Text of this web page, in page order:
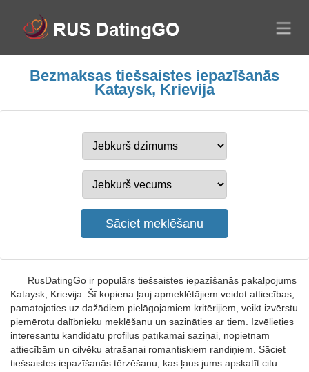
Bezmaksas tiešsaistes iepazīšanās
Kataysk, Krievija
RusDatingGo ir populārs tiešsaistes iepazīšanās pakalpojums
Kataysk, Krievija. Šī kopiena ļauj apmeklētājiem veidot attiecības,
pamatojoties uz dažādiem pielāgojamiem kritērijiem, veikt izvērstu
piemērotu dalībnieku meklēšanu un sazināties ar tiem. Izvēlieties
interesantu kandidātu profilus patīkamai saziņai, nopietnām
attiecībām un cilvēku atrašanai romantiskiem randiņiem. Sāciet
tiešsaistes iepazīšanās tērzēšanu, kas ļaus jums apskatīt citu